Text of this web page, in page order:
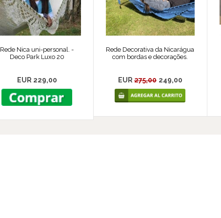
Rede Nica uni-personal. -
Deco Park Luxo 20
EUR 229,00
Rede Decorativa da Nicarágua
com bordas e decorações.
EUR275,00 249,00